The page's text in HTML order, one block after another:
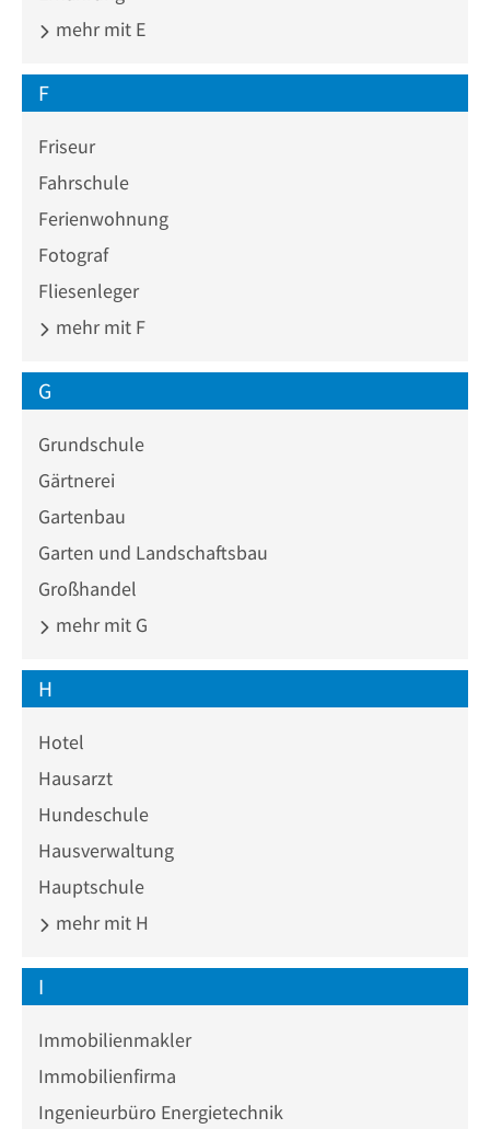
mehr mit E
F
Friseur
Fahrschule
Ferienwohnung
Fotograf
Fliesenleger
mehr mit F
G
Grundschule
Gärtnerei
Gartenbau
Garten und Landschaftsbau
Großhandel
mehr mit G
H
Hotel
Hausarzt
Hundeschule
Hausverwaltung
Hauptschule
mehr mit H
I
Immobilienmakler
Immobilienfirma
Ingenieurbüro Energietechnik